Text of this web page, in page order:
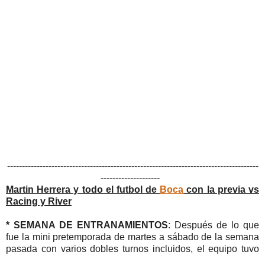
-------------------------------------------------------------------------------------
--------------------
Martin Herrera y todo el futbol de Boca con la previa vs
Racing y River
* SEMANA DE ENTRANAMIENTOS: Después de lo que
fue la mini pretemporada de martes a sábado de la semana
pasada con varios dobles turnos incluidos, el equipo tuvo